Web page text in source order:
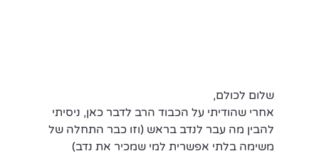
שלום לכולם,
אחרי שהודיתי על הכבוד הרב לדבר כאן, ניסיתי
להבין מה עבר לנדב בראש (וזו כבר התחלה של
משימה בלתי אפשרית למי שמכיר את נדב)